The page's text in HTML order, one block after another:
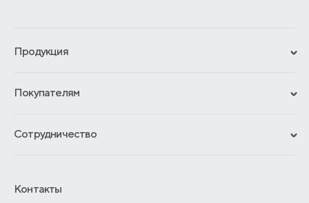
Продукция
Гарантии
Отзывы покупателей
Покупателям
Обмен и возврат
Как оформить заказ
Сотрудничество
Отельерам
Контакты